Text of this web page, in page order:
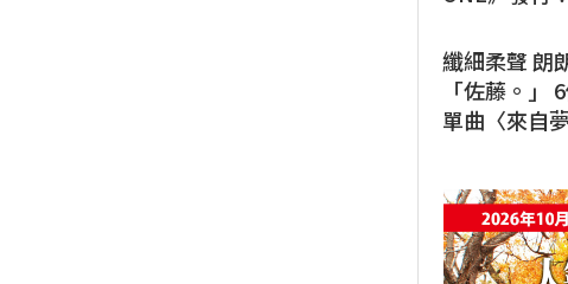
纖細柔聲 朗
「佐藤。」
單曲〈來自